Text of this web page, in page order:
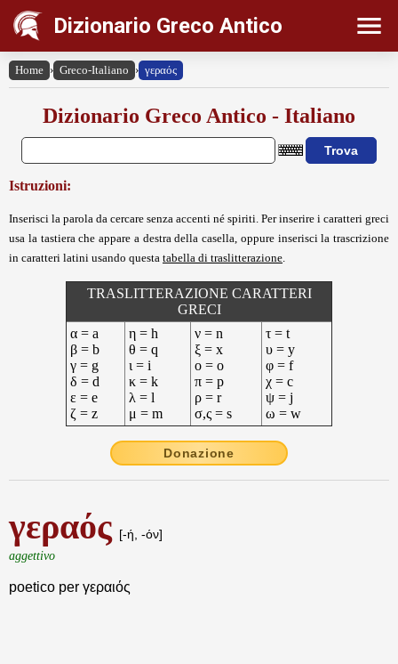
Dizionario Greco Antico
Home › Greco-Italiano › γεραός
Dizionario Greco Antico - Italiano
Istruzioni:
Inserisci la parola da cercare senza accenti né spiriti. Per inserire i caratteri greci
usa la tastiera che appare a destra della casella, oppure inserisci la trascrizione
in caratteri latini usando questa tabella di traslitterazione
TRASLITTERAZIONE CARATTERI
GRECI
α = a
β = b
γ = g
δ = d
ε = e
ζ = z
η = h
θ = q
ι = i
κ = k
λ = l
μ = m
ν = n
ξ = x
ο = o
π = p
ρ = r
σ,ς = s
τ = t
υ = y
φ = f
χ = c
ψ = j
ω = w
Donazione
γεραός [-ή, -όν]
aggettivo
poetico per γεραιός